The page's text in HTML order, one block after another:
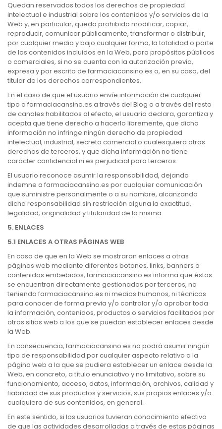
Quedan reservados todos los derechos de propiedad
intelectual e industrial sobre los contenidos y/o servicios de la
Web y, en particular, queda prohibido modificar, copiar,
reproducir, comunicar públicamente, transformar o distribuir,
por cualquier medio y bajo cualquier forma, la totalidad o parte
de los contenidos incluidos en la Web, para propósitos públicos
o comerciales, si no se cuenta con la autorización previa,
expresa y por escrito de farmaciacansino.es o, en su caso, del
titular de los derechos correspondientes.
En el caso de que el usuario envíe información de cualquier
tipo a farmaciacansino.es a través del Blog o a través del resto
de canales habilitados al efecto, el usuario declara, garantiza y
acepta que tiene derecho a hacerlo libremente, que dicha
información no infringe ningún derecho de propiedad
intelectual, industrial, secreto comercial o cualesquiera otros
derechos de terceros, y que dicha información no tiene
carácter confidencial ni es perjudicial para terceros.
El usuario reconoce asumir la responsabilidad, dejando
indemne a farmaciacansino.es por cualquier comunicación
que suministre personalmente o a su nombre, alcanzando
dicha responsabilidad sin restricción alguna la exactitud,
legalidad, originalidad y titularidad de la misma.
5. ENLACES
5.1 ENLACES A OTRAS PÁGINAS WEB
En caso de que en la Web se mostraran enlaces a otras
páginas web mediante diferentes botones, links, banners o
contenidos embebidos, farmaciacansino.es informa que éstos
se encuentran directamente gestionados por terceros, no
teniendo farmaciacansino.es ni medios humanos, ni técnicos
para conocer de forma previa y/o controlar y/o aprobar toda
la información, contenidos, productos o servicios facilitados por
otros sitios web a los que se puedan establecer enlaces desde
la Web.
En consecuencia, farmaciacansino.es no podrá asumir ningún
tipo de responsabilidad por cualquier aspecto relativo a la
página web a la que se pudiera establecer un enlace desde la
Web, en concreto, a título enunciativo y no limitativo, sobre su
funcionamiento, acceso, datos, información, archivos, calidad y
fiabilidad de sus productos y servicios, sus propios enlaces y/o
cualquiera de sus contenidos, en general.
En este sentido, si los usuarios tuvieran conocimiento efectivo
de que las actividades desarrolladas a través de estas páginas